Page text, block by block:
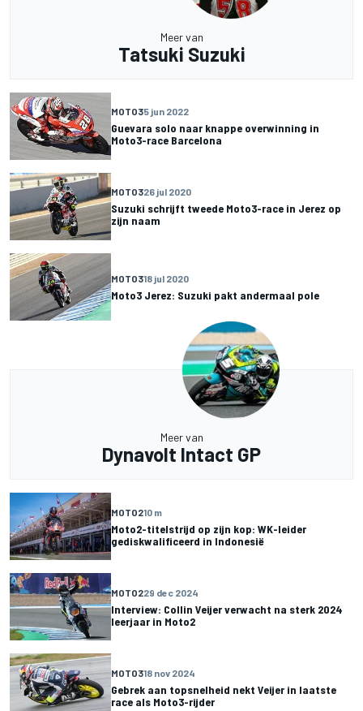
Meer van
Tatsuki Suzuki
MOTO35 jun 2022
Guevara solo naar knappe overwinning in
Moto3-race Barcelona
MOTO326 jul 2020
Suzuki schrijft tweede Moto3-race in Jerez op
zijn naam
MOTO318 jul 2020
Moto3 Jerez: Suzuki pakt andermaal pole
Meer van
Dynavolt Intact GP
MOTO210 m
Moto2-titelstrijd op zijn kop: WK-leider
gediskwalificeerd in Indonesië
MOTO229 dec 2024
Interview: Collin Veijer verwacht na sterk 2024
leerjaar in Moto2
MOTO318 nov 2024
Gebrek aan topsnelheid nekt Veijer in laatste
race als Moto3-rijder